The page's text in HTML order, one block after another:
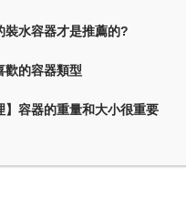
裝水容器才是推薦的?
歡的容器類型
】容器的重量和大小很重要